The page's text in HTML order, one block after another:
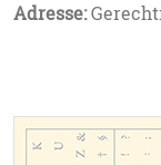
Adresse: